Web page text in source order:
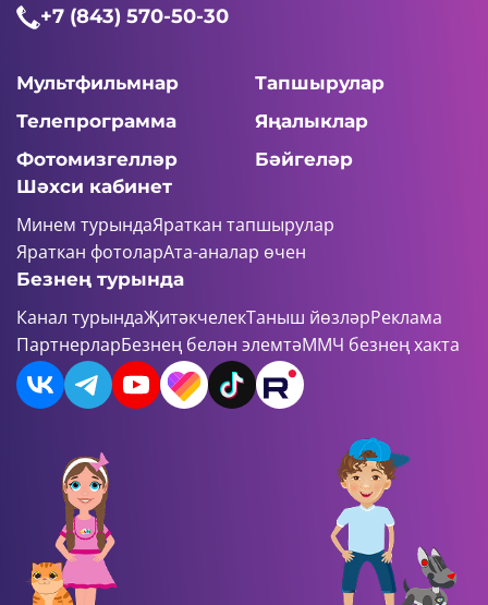
+7 (843) 570-50-30
Мультфильмнар
Тапшырулар
Телепрограмма
Яңалыклар
Фотомизгелләр
Бәйгеләр
Шәхси кабинет
Минем турындаЯраткан тапшырулар
Яраткан фотоларАта-аналар өчен
Безнең турында
Канал турындаҖитәкчелекТаныш йөзләрРеклама
ПартнерларБезнең белән элемтәММЧ безнең хакта